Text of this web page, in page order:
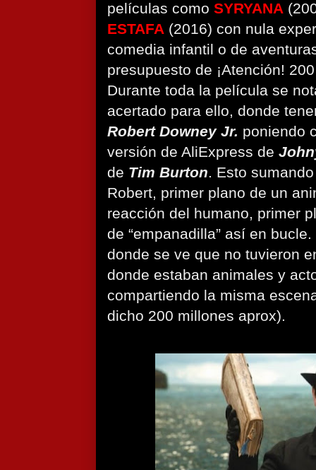
películas como SYRYANA
ESTAFA (2016) con nula
comedia infantil o de
presupuesto de ¡Atención!
Durante toda la película se
acertado para ello, donde
Robert Downey Jr. poniendo
versión de AliExpress de
de Tim Burton. Esto
Robert, primer plano de un
reacción del humano, primer
de “empanadilla” así en
donde se ve que no tuvieron
donde estaban animales y
compartiendo la misma
dicho 200 millones aprox).